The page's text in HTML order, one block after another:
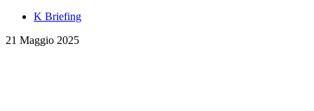
K Briefing
21 Maggio 2025